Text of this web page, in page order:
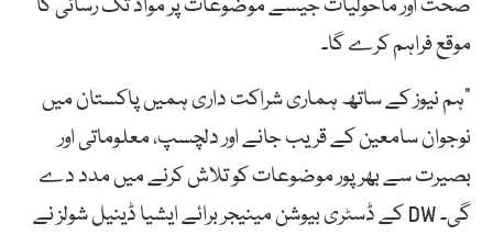
موقع فراہم کرے گا۔
“ہم نیوز کے ساتھ ہماری شراکت داری ہمیں پاکستان میں
نوجوان سامعین کے قریب جانے اور دلچسپ، معلوماتی اور
بصیرت سے بھرپور موضوعات کو تلاش کرنے میں مدد دے
گی۔ DW کے ڈسٹری بیوشن مینیجر برائے ایشیا ڈینیل شولز نے